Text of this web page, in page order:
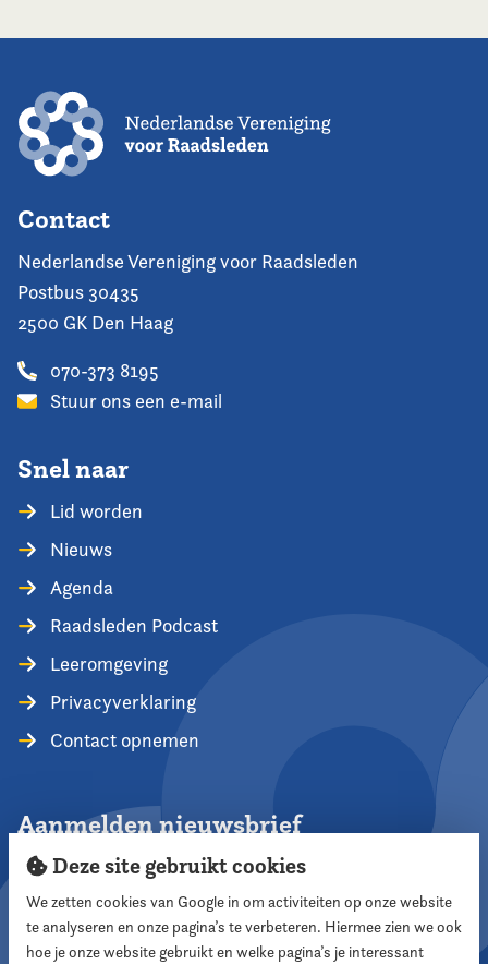
Contact
Nederlandse Vereniging voor Raadsleden
Postbus 30435
2500 GK Den Haag
070-373 8195
Stuur ons een e-mail
Snel naar
Lid worden
Nieuws
Agenda
Raadsleden Podcast
Leeromgeving
Privacyverklaring
Contact opnemen
Aanmelden nieuwsbrief
Aanmelden
Deze site gebruikt cookies
We zetten cookies van Google in om activiteiten op onze website
te analyseren en onze pagina’s te verbeteren. Hiermee zien we ook
hoe je onze website gebruikt en welke pagina’s je interessant